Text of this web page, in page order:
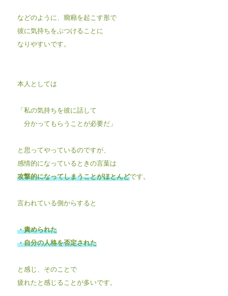
などのように、癇癪を起こす形で
彼に気持ちをぶつけることに
なりやすいです。
本人としては
「私の気持ちを彼に話して
分かってもらうことが必要だ」
と思ってやっているのですが、
感情的になっているときの言葉は
攻撃的になってしまうことがほとんどです。
言われている側からすると
・責められた
・自分の人格を否定された
と感じ、そのことで
疲れたと感じることが多いです。